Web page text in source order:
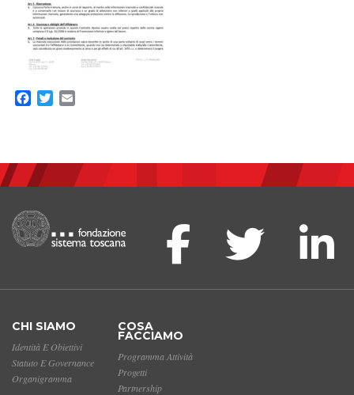
Facebook
Twitter
CHI SIAMO
Identità E Obiettivi
Statuto E Governance
Organigramma
COSA
FACCIAMO
Programma Attività
Progetti
Partnership